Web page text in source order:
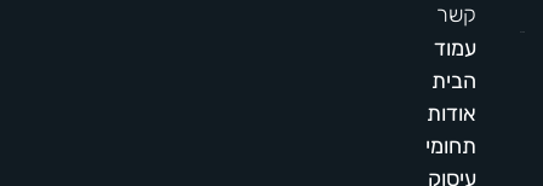
קשר
עמוד
הבית
אודות
תחומי
עיסוק